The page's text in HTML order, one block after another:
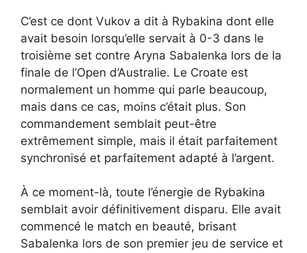
C’est ce dont Vukov a dit à Rybakina dont elle
avait besoin lorsqu’elle servait à 0-3 dans le
troisième set contre Aryna Sabalenka lors de la
finale de l’Open d’Australie. Le Croate est
normalement un homme qui parle beaucoup,
mais dans ce cas, moins c’était plus. Son
commandement semblait peut-être
extrêmement simple, mais il était parfaitement
synchronisé et parfaitement adapté à l’argent.
À ce moment-là, toute l’énergie de Rybakina
semblait avoir définitivement disparu. Elle avait
commencé le match en beauté, brisant
Sabalenka lors de son premier jeu de service et